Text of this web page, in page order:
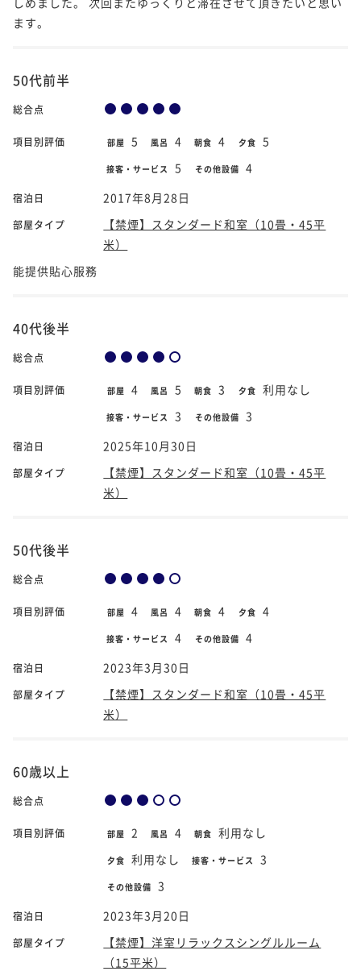
ます。
50代前半
総合点
項目別評価 部屋 5 風呂 4 朝食 4 夕食 5
接客・サービス 5 その他設備 4
宿泊日 2017年8月28日
部屋タイプ
【禁煙】スタンダード和室（10畳・45平
米）
能提供貼心服務
40代後半
総合点
項目別評価 部屋 4 風呂 5 朝食 3 夕食 利用なし
接客・サービス 3 その他設備 3
宿泊日 2025年10月30日
部屋タイプ
【禁煙】スタンダード和室（10畳・45平
米）
50代後半
総合点
項目別評価 部屋 4 風呂 4 朝食 4 夕食 4
接客・サービス 4 その他設備 4
宿泊日 2023年3月30日
部屋タイプ
【禁煙】スタンダード和室（10畳・45平
米）
60歳以上
総合点
項目別評価 部屋 2 風呂 4 朝食 利用なし
夕食 利用なし 接客・サービス 3
その他設備 3
宿泊日 2023年3月20日
部屋タイプ
【禁煙】洋室リラックスシングルルーム
（15平米）